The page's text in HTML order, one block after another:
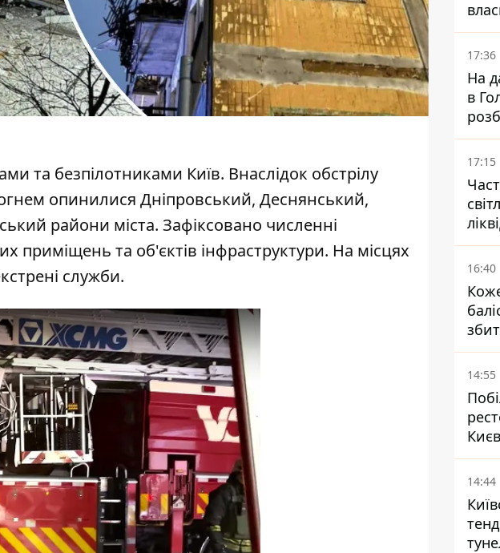
та безпілотниками Київ. Внаслідок обстрілу
опинилися Дніпровський, Деснянський,
райони міста. Зафіксовано численні
приміщень та об'єктів інфраструктури. На місцях
служби.
17:36
На
в
17:15
16:40
14:55
14:44